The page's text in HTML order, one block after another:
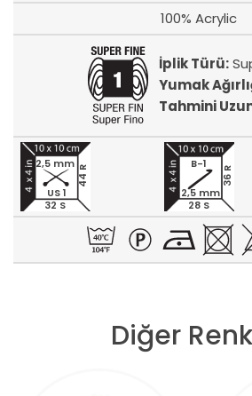
100% Acrylic
İplik Türü:
Yumak
Tahmini
32 S
44 R
2,5 mm
US 1
28 S
36 R
B-1
2,5 mm
Diğer